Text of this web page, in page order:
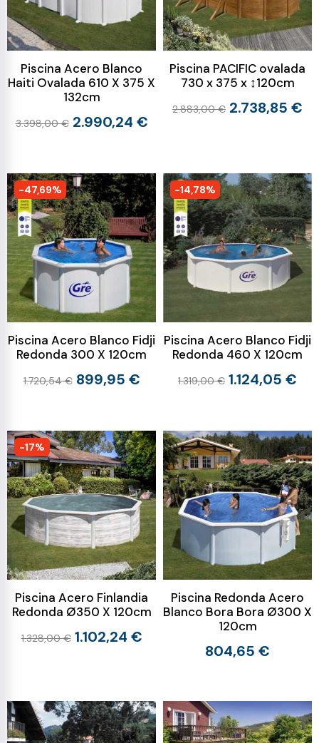
Piscina Acero Blanco
Haiti Ovalada 610 X 375 X
132cm
3.398,00 € 2.990,24 €
Piscina PACIFIC ovalada
730 x 375 x ↕120cm
2.883,00 € 2.738,85 €
-47,69%
Piscina Acero Blanco Fidji
Redonda 300 X 120cm
1.720,54 € 899,95 €
-14,78%
Piscina Acero Blanco Fidji
Redonda 460 X 120cm
1.319,00 € 1.124,05 €
-17%
Piscina Acero Finlandia
Redonda Ø350 X 120cm
1.328,00 € 1.102,24 €
Piscina Redonda Acero
Blanco Bora Bora Ø300 X
120cm
804,65 €